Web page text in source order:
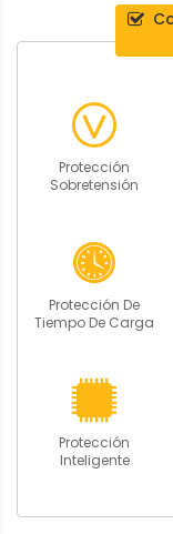
Protección
Sobretensión
Protección De
Tiempo De Carga
Protección
Inteligente